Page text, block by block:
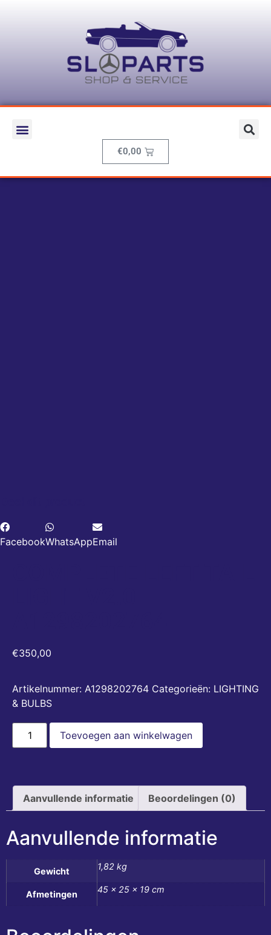
€0,00
FacebookWhatsAppEmail
€350,00
Artikelnummer: A1298202764 Categorieën: LIGHTING
& BULBS
Toevoegen aan winkelwagen
Aanvullende informatie Beoordelingen (0)
Aanvullende informatie
Gewicht 1,82 kg
Afmetingen 45 × 25 × 19 cm